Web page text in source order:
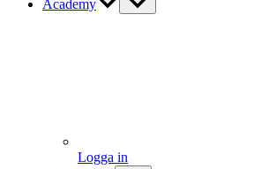
Academy
Logga in